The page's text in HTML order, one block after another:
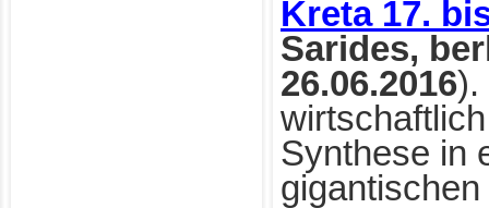
Kreta 17.
Sarides,
26.06.2016).
Synthese in